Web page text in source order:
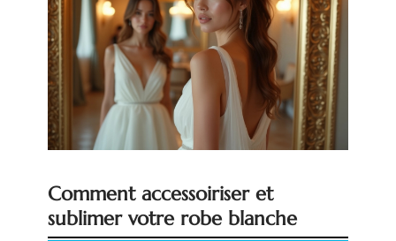
Comment accessoiriser et
sublimer votre robe blanche